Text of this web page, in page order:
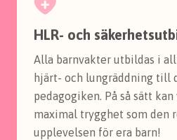
HLR- och
Alla barnvakter utbildas i
hjärt- och lungräddning till
pedagogiken. På så sätt
maximal trygghet som den
upplevelsen för era barn!